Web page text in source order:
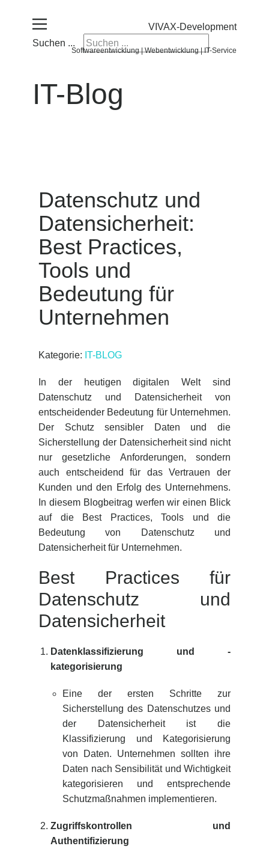
Suchen ...
VIVAX-Development
Softwareentwicklung | Webentwicklung | IT-Service
IT-Blog
Datenschutz und
Datensicherheit:
Best Practices,
Tools und
Bedeutung für
Unternehmen
Kategorie: IT-BLOG
In der heutigen digitalen Welt sind
Datenschutz und Datensicherheit von
entscheidender Bedeutung für Unternehmen.
Der Schutz sensibler Daten und die
Sicherstellung der Datensicherheit sind nicht
nur gesetzliche Anforderungen, sondern
auch entscheidend für das Vertrauen der
Kunden und den Erfolg des Unternehmens.
In diesem Blogbeitrag werfen wir einen Blick
auf die Best Practices, Tools und die
Bedeutung von Datenschutz und
Datensicherheit für Unternehmen.
Best Practices für
Datenschutz und
Datensicherheit
Datenklassifizierung und -
kategorisierung
Eine der ersten Schritte zur
Sicherstellung des Datenschutzes und
der Datensicherheit ist die
Klassifizierung und Kategorisierung
von Daten. Unternehmen sollten ihre
Daten nach Sensibilität und Wichtigkeit
kategorisieren und entsprechende
Schutzmaßnahmen implementieren.
Zugriffskontrollen und
Authentifizierung